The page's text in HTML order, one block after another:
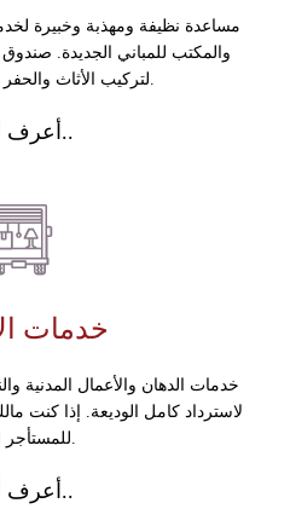
مساعدة نظيفة ومهذبة وخبيرة
والمكتب للمباني الجديدة.
لتركيب الأثاث والحفر والصحية والمزيد.
أعرف أكثر..
خدمات
خدمات الدهان والأعمال المدنية
لاسترداد كامل الوديعة. إذا كنت
للمستأجر التالي.
أعرف أكثر..